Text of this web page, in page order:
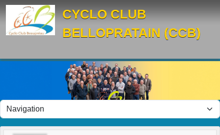
CYCLO CLUB
BELLOPRATAIN (CCB)
Panneau de gestion des cookies